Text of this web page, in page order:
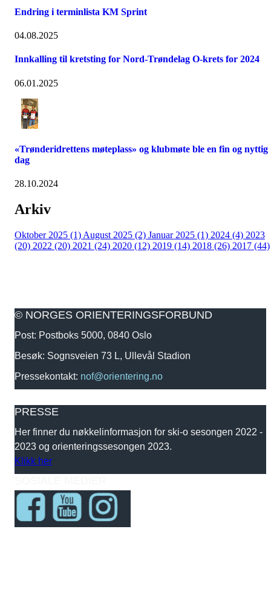
Endring i terminlista KM Sprint
04.08.2025
Innkalling til kretsting for Nord-Trøndelag O-krets for 2024
06.01.2025
«Trønderidrettens møteplass» og klubmøte ble en fin og nyttig
dag
28.10.2024
Arkiv
Oktober 2025 (1) August 2025 (2) Januar 2025 (1) 2024 (4) 2023
(20) 2022 (20) 2021 (24) 2020 (12) 2019 (14) 2018 (26) 2017 (44)
© NORGES ORIENTERINGSFORBUND
Post: Postboks 5000, 0840 Oslo
Besøk: Sognsveien 73 L, Ullevål Stadion
Pressekontakt: nof@orientering.no
PRESSE
Her finner du nøkkelinformasjon for ski-o sesongen 2022 -
2023 og orienteringssesongen 2023.
Klikk her